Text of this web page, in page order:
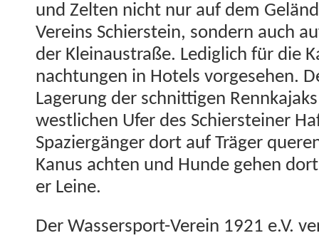
und Zel­ten nicht nur auf dem
Vere­ins Schier­stein, son­dern auch
der Klein­aus­traße. Lediglich für die
nach­tun­gen in Hotels vorge­se­hen.
Lagerung der schnit­ti­gen
west­lichen Ufer des Schier­stein­er
Spaziergänger dort auf Träger
Kanus acht­en und Hunde gehen
er Leine.
Der Wasser­sport-Vere­in 1921 e.V.